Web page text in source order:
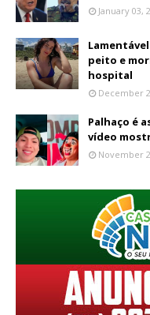
January 03,
peito e
hospital
December
Palhaço é
vídeo
November